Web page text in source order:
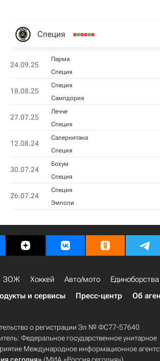
Специя
24.09.25
Парма
Специя
18.08.25
Специя
Сампдория
27.07.25
Лечче
Специя
12.08.24
Салернитана
Специя
30.07.24
Бохум
Специя
26.07.24
Специя
Эмполи
ЗОЖ Хоккей Авто/мото Единоборства
и сервисы Пресс-центр Об
о регистрации Эл № ФС77-57640
Федеральное государственное унитарное
Международное информационное